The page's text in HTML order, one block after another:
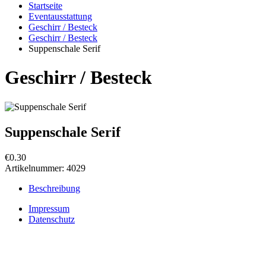
Startseite
Eventausstattung
Geschirr / Besteck
Geschirr / Besteck
Suppenschale Serif
Geschirr / Besteck
Suppenschale Serif
€0.30
Artikelnummer: 4029
Beschreibung
Impressum
Datenschutz